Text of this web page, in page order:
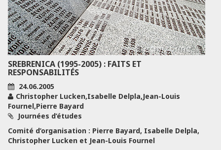
SREBRENICA (1995-2005) : FAITS ET
RESPONSABILITÉS
24.06.2005
Christopher Lucken,Isabelle Delpla,Jean-Louis
Fournel,Pierre Bayard
Journées d’études
Comité d’organisation : Pierre Bayard, Isabelle Delpla,
Christopher Lucken et Jean-Louis Fournel